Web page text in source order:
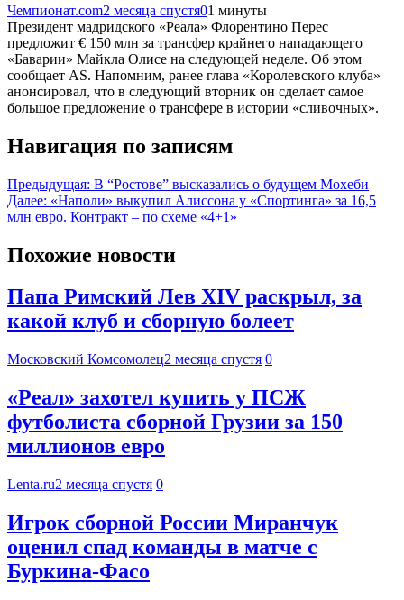
Чемпионат.com2 месяца спустя01 минуты
Президент мадридского «Реала» Флорентино Перес
предложит € 150 млн за трансфер крайнего нападающего
«Баварии» Майкла Олисе на следующей неделе. Об этом
сообщает AS. Напомним, ранее глава «Королевского клуба»
анонсировал, что в следующий вторник он сделает самое
большое предложение о трансфере в истории «сливочных».
Навигация по записям
Предыдущая: В “Ростове” высказались о будущем Мохеби
Далее: «Наполи» выкупил Алиссона у «Спортинга» за 16,5
млн евро. Контракт – по схеме «4+1»
Похожие новости
Папа Римский Лев XIV раскрыл, за
какой клуб и сборную болеет
Московский Комсомолец2 месяца спустя 0
«Реал» захотел купить у ПСЖ
футболиста сборной Грузии за 150
миллионов евро
Lenta.ru2 месяца спустя 0
Игрок сборной России Миранчук
оценил спад команды в матче с
Буркина-Фасо